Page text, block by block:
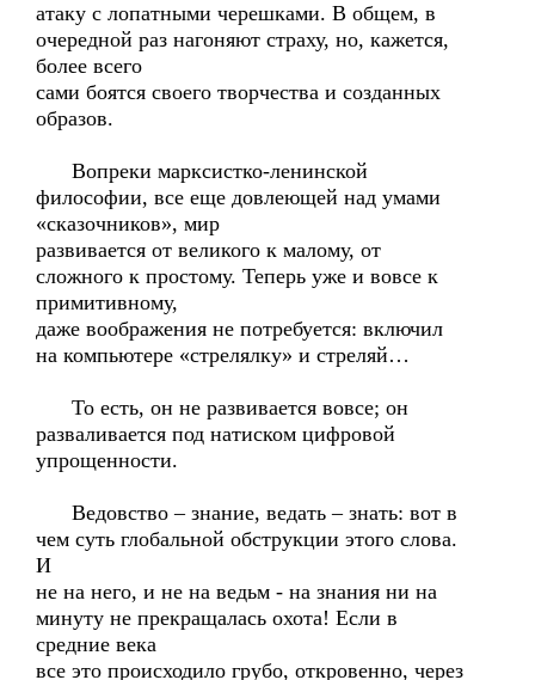
атаку с лопатными черешками. В общем, в
очередной раз нагоняют страху, но, кажется,
более всего
сами боятся своего творчества и созданных
образов.
Вопреки марксистко-ленинской
философии, все еще довлеющей над умами
«сказочников», мир
развивается от великого к малому, от
сложного к простому. Теперь уже и вовсе к
примитивному,
даже воображения не потребуется: включил
на компьютере «стрелялку» и стреляй…
То есть, он не развивается вовсе; он
разваливается под натиском цифровой
упрощенности.
Ведовство – знание, ведать – знать: вот в
чем суть глобальной обструкции этого слова.
И
не на него, и не на ведьм - на знания ни на
минуту не прекращалась охота! Если в
средние века
все это происходило грубо, откровенно, через